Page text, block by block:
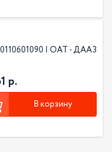
| ОАТ - ДААЗ
р.
В корзину